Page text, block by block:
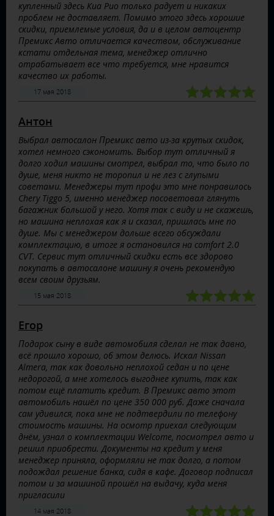
купленный здесь Киа Рио только радует и никаких
проблем не доставляет. Помимо этого здесь хорошие
скидки, приемлемые условия, да и в целом автоцентр
Премикс Авто отличается качеством, обслуживание
кстати отдельная тема, менеджер отлично
отрабатывает все что требуется, мне нравится
качество их работы.
17 мая 2018
Антон
Выбрал автосалон Премикс авто из-за крутых скидок,
хотел немного сэкономить. Выбор тут отличный я
долго ходил машины смотрел, выбрал то, что было по
душе, меня никто не торопил и не лез с глупыми
советами. Менеджеры тут профи это мне понравилось
Chery Tiggo 5, именно менеджер посоветовал глянуть
багажник большой у него. Хотя так с виду и не скажешь,
но машина неплохая как я и сказал, пришлась мне по
душе. Мы с менеджером дольше всего обсуждали
комплектацию, в итоге я остановился на comfort 2.0
CVT. Сервис тут отличный скидки есть все здорово
покупать в автосалоне машину я очень рекомендую
всем своим друзьям.
15 мая 2018
Егор
Подарок сыну в виде автомобиля сделал не так давно,
всё прошло хорошо, об этом делюсь. Искал Nissan
Almera, так как довольно неплохой седан и по цене
недорогой, а мне хотелось выгоднее купить, так как
потом ещё платить кредит. В Премикс авто этот
автомобиль нашёл по цене 350 000 руб. Даже сначала
сам удивился, пока мне не подтвердили по телефону
стоимость машины. На осмотр приехал следующим
днём, узнал о комплектации Welcome, посмотрел авто и
решил приобрести. Документы на кредит у меня
менеджер приняла, оформляли не так долго, а потом
подождал решение банка, сидя в кафе. Договор подписал
потом и за машиной прошёл на выдачу, куда меня
пригласили
14 мая 2018